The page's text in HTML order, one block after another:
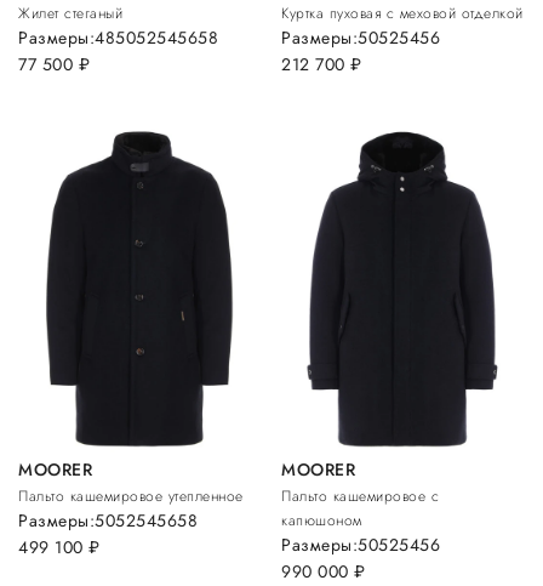
Жилет стеганый
77 500 руб.
Размеры:485052545658
Куртка пуховая с меховой отделкой
212 700руб.
Размеры:50525456
MOORER
Пальто кашемировое утепленное
499 100 руб.
Размеры:5052545658
MOORER
Пальто кашемировое с
капюшоном
990 000руб.
Размеры:50525456